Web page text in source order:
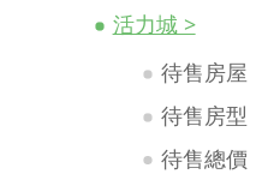
活力城 >
待售房屋
待售房型
待售總價